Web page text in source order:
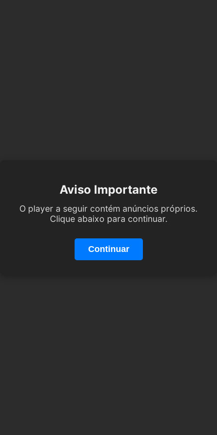
Aviso Importante
O player a seguir contém anúncios próprios.
Clique abaixo para continuar.
Continuar